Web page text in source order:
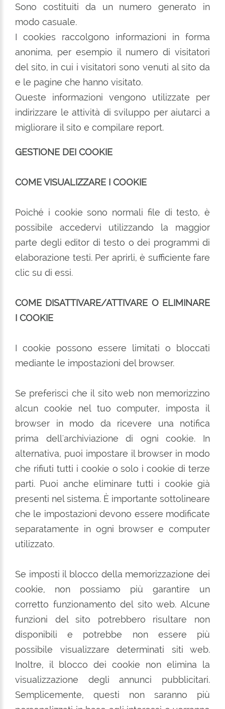
Sono costituiti da un numero generato in
modo casuale.
I cookies raccolgono informazioni in forma
anonima, per esempio il numero di visitatori
del sito, in cui i visitatori sono venuti al sito da
e le pagine che hanno visitato.
Queste informazioni vengono utilizzate per
indirizzare le attività di sviluppo per aiutarci a
migliorare il sito e compilare report.
GESTIONE DEI COOKIE
COME VISUALIZZARE I COOKIE
Poiché i cookie sono normali file di testo, è
possibile accedervi utilizzando la maggior
parte degli editor di testo o dei programmi di
elaborazione testi. Per aprirli, è sufficiente fare
clic su di essi.
COME DISATTIVARE/ATTIVARE O ELIMINARE
I COOKIE
I cookie possono essere limitati o bloccati
mediante le impostazioni del browser.
Se preferisci che il sito web non memorizzino
alcun cookie nel tuo computer, imposta il
browser in modo da ricevere una notifica
prima dell'archiviazione di ogni cookie. In
alternativa, puoi impostare il browser in modo
che rifiuti tutti i cookie o solo i cookie di terze
parti. Puoi anche eliminare tutti i cookie già
presenti nel sistema. È importante sottolineare
che le impostazioni devono essere modificate
separatamente in ogni browser e computer
utilizzato.
Se imposti il blocco della memorizzazione dei
cookie, non possiamo più garantire un
corretto funzionamento del sito web. Alcune
funzioni del sito potrebbero risultare non
disponibili e potrebbe non essere più
possibile visualizzare determinati siti web.
Inoltre, il blocco dei cookie non elimina la
visualizzazione degli annunci pubblicitari.
Semplicemente, questi non saranno più